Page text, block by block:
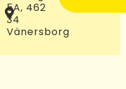
5A, 462
34
Vänersborg